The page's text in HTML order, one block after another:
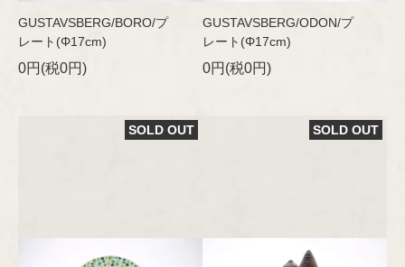
GUSTAVSBERG/BORO/プ
レート(Φ17cm)
0円(税0円)
GUSTAVSBERG/ODON/プ
レート(Φ17cm)
0円(税0円)
SOLD OUT SOLD OUT